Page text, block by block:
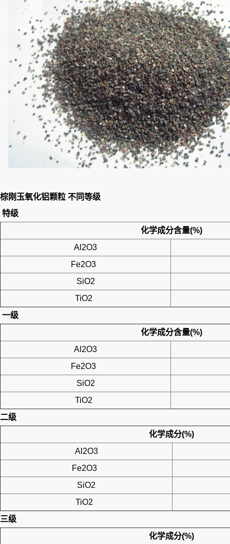
棕刚玉氧化铝颗粒 不同等级
特级
化学成分含量(%)
Al2O3
Fe2O3
SiO2
TiO2
一级
化学成分含量(%)
Al2O3
Fe2O3
SiO2
TiO2
二级
化学成分(%)
Al2O3
Fe2O3
SiO2
TiO2
三级
化学成分(%)